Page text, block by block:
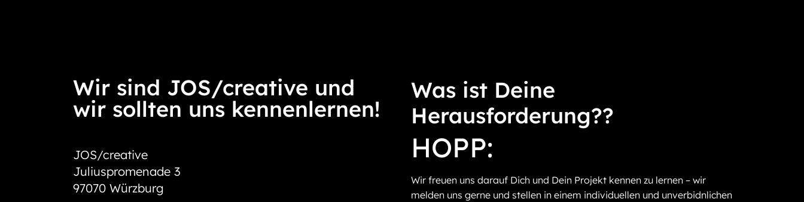
Wir sind JOS/creative und
wir sollten uns kennenlernen!
JOS/creative
Juliuspromenade 3
97070 Würzburg
Was ist Deine
Herausforderung??
HOPP:
Wir freuen uns darauf Dich und Dein Projekt kennen zu lernen – wir
melden uns gerne und stellen in einem individuellen und unverbidnlichen